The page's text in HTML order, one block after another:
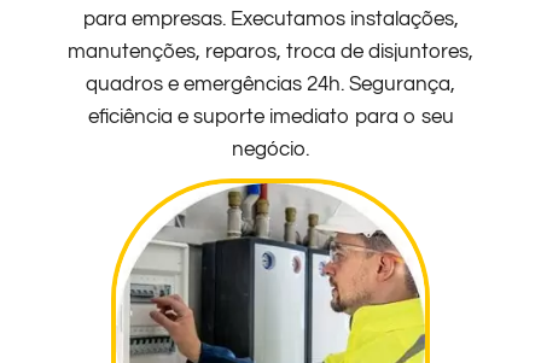
para empresas. Executamos instalações,
manutenções, reparos, troca de disjuntores,
quadros e emergências 24h. Segurança,
eficiência e suporte imediato para o seu
negócio.